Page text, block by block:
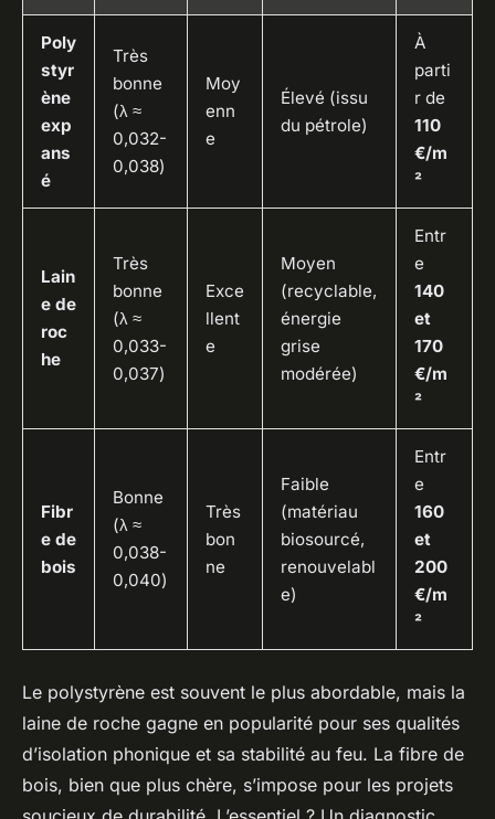
Poly
styr
ène
exp
ans
é
Très
bonne
(λ ≈
0,032-
0,038)
Moy
enn
e
Élevé (issu
du pétrole)
À
parti
r de
110
€/m
²
Lain
e de
roc
he
Très
bonne
(λ ≈
0,033-
0,037)
Exce
llent
e
Moyen
(recyclable,
énergie
grise
modérée)
Entr
e
140
et
170
€/m
²
Fibr
e de
bois
Bonne
(λ ≈
0,038-
0,040)
Très
bon
ne
Faible
(matériau
biosourcé,
renouvelabl
e)
Entr
e
160
et
200
€/m
²
Le polystyrène est souvent le plus abordable, mais la
laine de roche gagne en popularité pour ses qualités
d’isolation phonique et sa stabilité au feu. La fibre de
bois, bien que plus chère, s’impose pour les projets